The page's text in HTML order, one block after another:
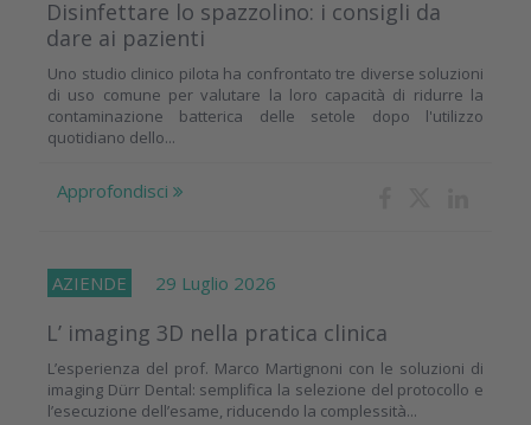
Disinfettare lo spazzolino: i consigli da
dare ai pazienti
Uno studio clinico pilota ha confrontato tre diverse soluzioni
di uso comune per valutare la loro capacità di ridurre la
contaminazione batterica delle setole dopo l'utilizzo
quotidiano dello...
Approfondisci
AZIENDE 29 Luglio 2026
L’ imaging 3D nella pratica clinica
L’esperienza del prof. Marco Martignoni con le soluzioni di
imaging Dürr Dental: semplifica la selezione del protocollo e
l’esecuzione dell’esame, riducendo la complessità...